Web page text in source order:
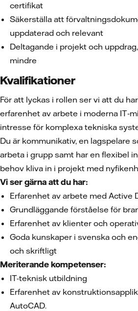
certifikat
Säkerställa att
uppdaterad och relevant
Deltagande i projekt och
mindre
Kvalifikationer
För att lyckas i rollen ser vi att du
erfarenhet av arbete i moderna
intresse för komplexa tekniska
Du är kommunikativ, en lagspelare
arbeta i grupp samt har en flexibel
behov kliva in i projekt med
Vi ser gärna att du har:
Erfarenhet av arbete med Active
Grundläggande förståelse för
Erfarenhet av klienter och
Goda kunskaper i svenska och
och skriftligt
Meriterande kompetenser:
IT-teknisk utbildning
Erfarenhet av
AutoCAD.